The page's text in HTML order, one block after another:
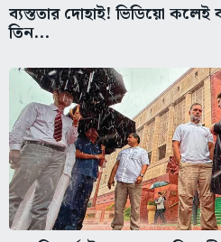
ব্যস্ততার দোহাই! ভিডিয়ো
তিন...